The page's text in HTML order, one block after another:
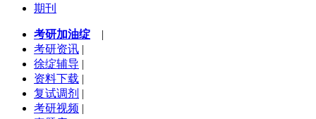
期刊
考研加油绽 |
考研资讯 |
徐绽辅导 |
资料下载 |
复试调剂 |
考研视频 |